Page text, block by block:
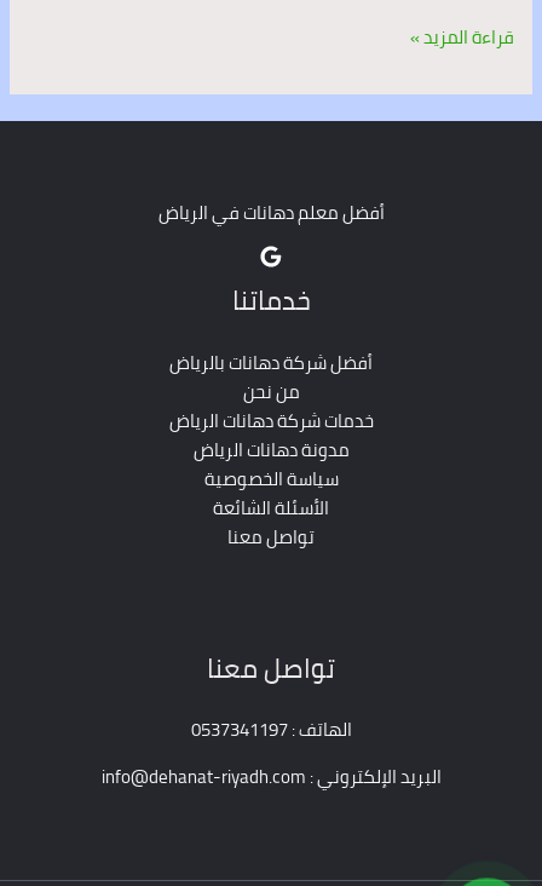
قراءة المزيد »
أفضل معلم دهانات في الرياض
خدماتنا
أفضل شركة دهانات بالرياض
من نحن
خدمات شركة دهانات الرياض
مدونة دهانات الرياض
سياسة الخصوصية
الأسئلة الشائعة
تواصل معنا
تواصل معنا
الهاتف : 0537341197
البريد الإلكتروني : info@dehanat-riyadh.com